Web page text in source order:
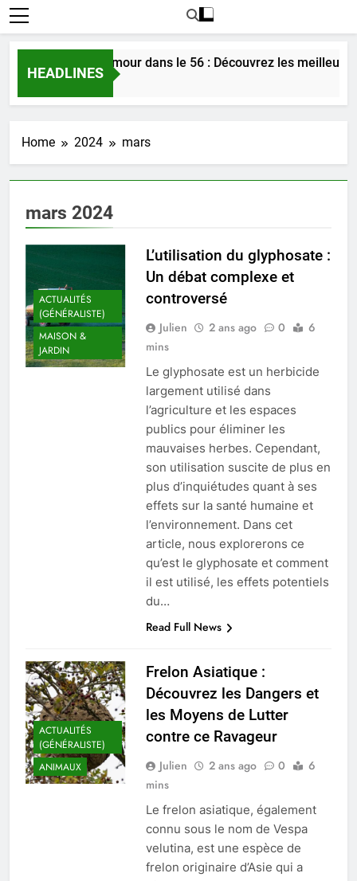
HEADLINES
Rencontrer l’amour dans le 56 : Découvrez les meilleures
3 Jours Ago
Home 2024 mars
mars 2024
ACTUALITÉS
(GÉNÉRALISTE)
MAISON &
JARDIN
L’utilisation du glyphosate :
Un débat complexe et
controversé
Julien 2 ans ago 0
6
mins
Le glyphosate est un herbicide
largement utilisé dans
l’agriculture et les espaces
publics pour éliminer les
mauvaises herbes. Cependant,
son utilisation suscite de plus en
plus d’inquiétudes quant à ses
effets sur la santé humaine et
l’environnement. Dans cet
article, nous explorerons ce
qu’est le glyphosate et comment
il est utilisé, les effets potentiels
du…
Read Full News
ACTUALITÉS
(GÉNÉRALISTE)
ANIMAUX
Frelon Asiatique :
Découvrez les Dangers et
les Moyens de Lutter
contre ce Ravageur
Julien 2 ans ago 0
6
mins
Le frelon asiatique, également
connu sous le nom de Vespa
velutina, est une espèce de
frelon originaire d’Asie qui a